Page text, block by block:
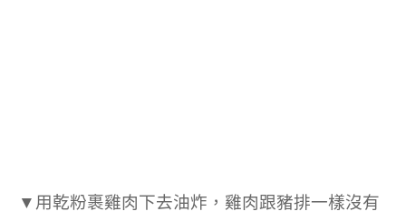
▼用乾粉裹雞肉下去油炸，雞肉跟豬排一樣沒有